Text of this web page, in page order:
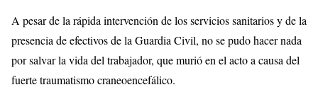
A pesar de la rápida intervención de los servicios sanitarios y de la
presencia de efectivos de la Guardia Civil, no se pudo hacer nada
por salvar la vida del trabajador, que murió en el acto a causa del
fuerte traumatismo craneoencefálico.